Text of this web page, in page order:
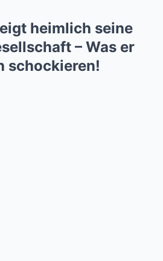
heimlich seine
– Was er
schockieren!